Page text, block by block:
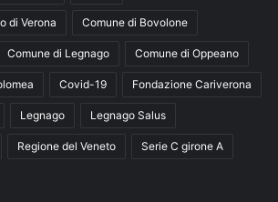
di Verona Comune di Bovolone
Comune di Legnago Comune di Oppeano
Covid-19 Fondazione Cariverona
Legnago Legnago Salus
Regione del Veneto Serie C girone A